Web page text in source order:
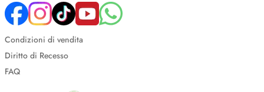
Condizioni di vendita
Diritto di Recesso
FAQ